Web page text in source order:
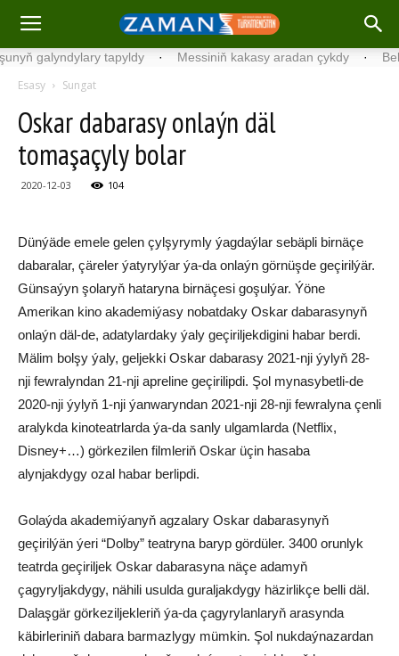
galyndylary tapyldy · Messiniň kakasy aradan çykdy ·
Esasy Sungat
Oskar dabarasy onlaýn däl
tomaşaçyly bolar
2020-12-03 104
Dünýäde emele gelen çylşyrymly ýagdaýlar sebäpli birnäçe
dabaralar, çäreler ýatyrylýar ýa-da onlaýn görnüşde geçirilýär.
Günsaýyn şolaryň hataryna birnäçesi goşulýar. Ýöne
Amerikan kino akademiýasy nobatdaky Oskar dabarasynyň
onlaýn däl-de, adatylardaky ýaly geçiriljekdigini habar berdi.
Mälim bolşy ýaly, geljekki Oskar dabarasy 2021-nji ýylyň 28-
nji fewralyndan 21-nji apreline geçirilipdi. Şol mynasybetli-de
2020-nji ýylyň 1-nji ýanwaryndan 2021-nji 28-nji fewralyna çenli
aralykda kinoteatrlarda ýa-da sanly ulgamlarda (Netflix,
Disney+…) görkezilen filmleriň Oskar üçin hasaba
alynjakdygy ozal habar berlipdi.
Golaýda akademiýanyň agzalary Oskar dabarasynyň
geçirilýän ýeri “Dolby” teatryna baryp gördüler. 3400 orunlyk
teatrda geçiriljek Oskar dabarasyna näçe adamyň
çagyryljakdygy, nähili usulda guraljakdygy häzirlikçe belli däl.
Dalaşgär görkeziljekleriň ýa-da çagyrylanlaryň arasynda
käbirleriniň dabara barmazlygy mümkin. Şol nukdaýnazardan